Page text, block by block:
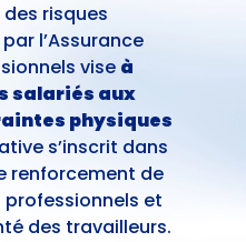
risques
l’Assurance
vise à
salariés aux
physiques
s’inscrit dans
renforcement de
et
des travailleurs.